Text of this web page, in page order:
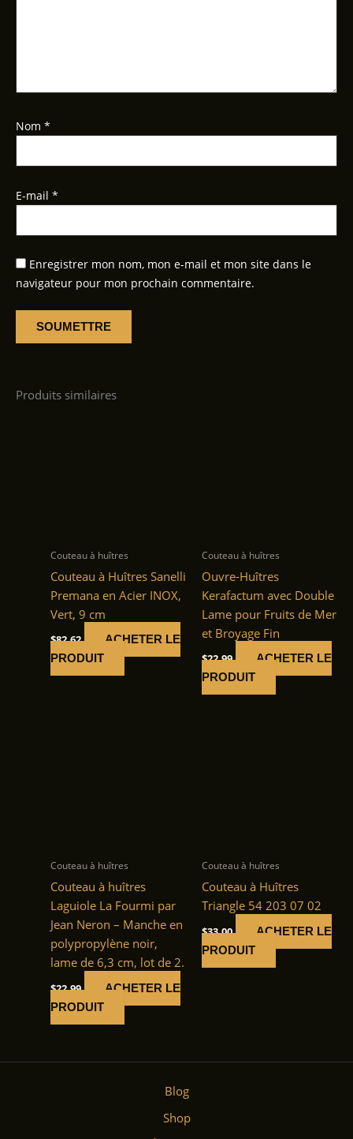
Nom *
E-mail *
Enregistrer mon nom, mon e-mail et mon site dans le
navigateur pour mon prochain commentaire.
Produits similaires
Couteau à huîtres
Couteau à Huîtres Sanelli
Premana en Acier INOX,
Vert, 9 cm
$82.62
ACHETER LE
PRODUIT
Couteau à huîtres
Ouvre-Huîtres
Kerafactum avec Double
Lame pour Fruits de Mer
et Broyage Fin
$22.99
ACHETER LE
PRODUIT
Couteau à huîtres
Couteau à huîtres
Laguiole La Fourmi par
Jean Neron – Manche en
polypropylène noir,
lame de 6,3 cm, lot de 2.
$22.99
ACHETER LE
PRODUIT
Couteau à huîtres
Couteau à Huîtres
Triangle 54 203 07 02
$33.00
ACHETER LE
PRODUIT
Blog
Shop